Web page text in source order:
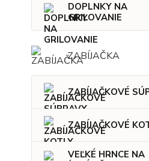
DOPLNKY NA
GRILOVANIE
ZABÍJAČKA
ZABÍJAČKOVÉ
ZABÍJAČKOVÉ
VEĽKÉ HRNCE NA